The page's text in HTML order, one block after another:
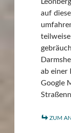
auf
ab einer
Google
ZUM